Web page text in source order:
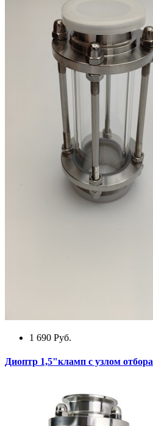
1 690 Руб.
Диоптр 1,5"кламп с узлом отбора